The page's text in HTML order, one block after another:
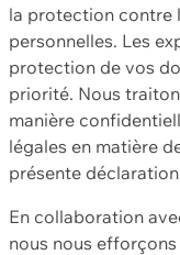
la protection contre
personnelles. Les
protection de vos
priorité. Nous
manière
légales en matière
présente
En collaboration
nous nous